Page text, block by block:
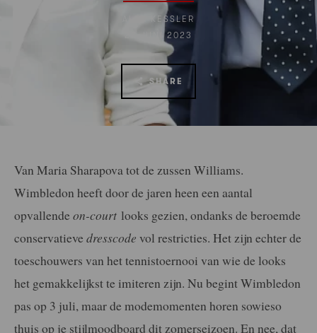
ALEX KESSLER
27 JUNI 2023
SHARE
Van Maria Sharapova tot de zussen Williams.
Wimbledon heeft door de jaren heen een aantal
opvallende on-court looks gezien, ondanks de beroemde
conservatieve dresscode vol restricties. Het zijn echter de
toeschouwers van het tennistoernooi van wie de looks
het gemakkelijkst te imiteren zijn. Nu begint Wimbledon
pas op 3 juli, maar de modemomenten horen sowieso
thuis op je stijlmoodboard dit zomerseizoen. En nee, dat